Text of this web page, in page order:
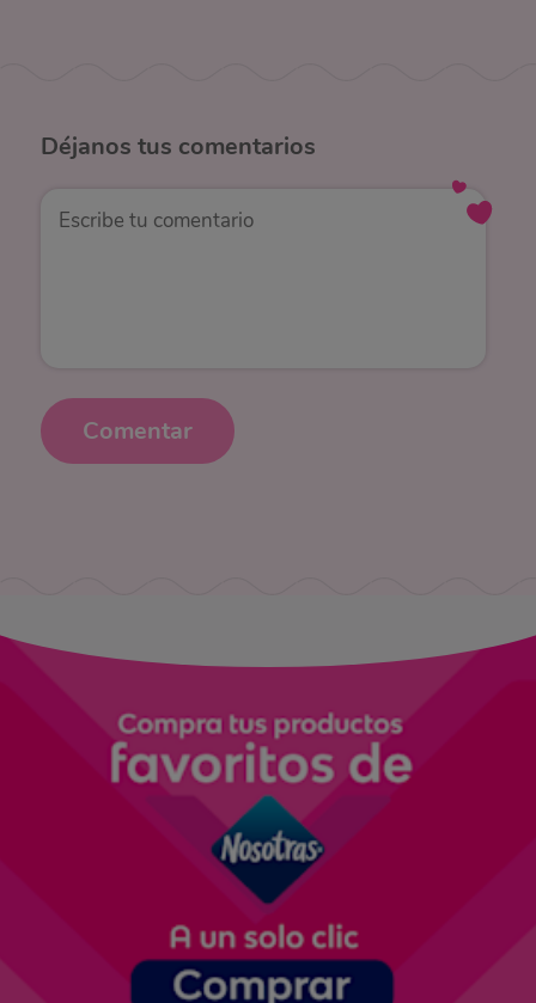
Déjanos tus comentarios
Comentar